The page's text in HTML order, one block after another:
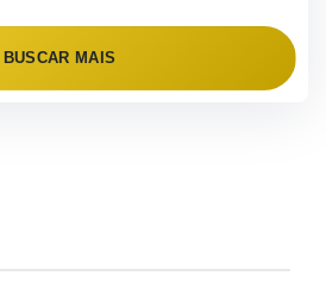
BUSCAR MAIS